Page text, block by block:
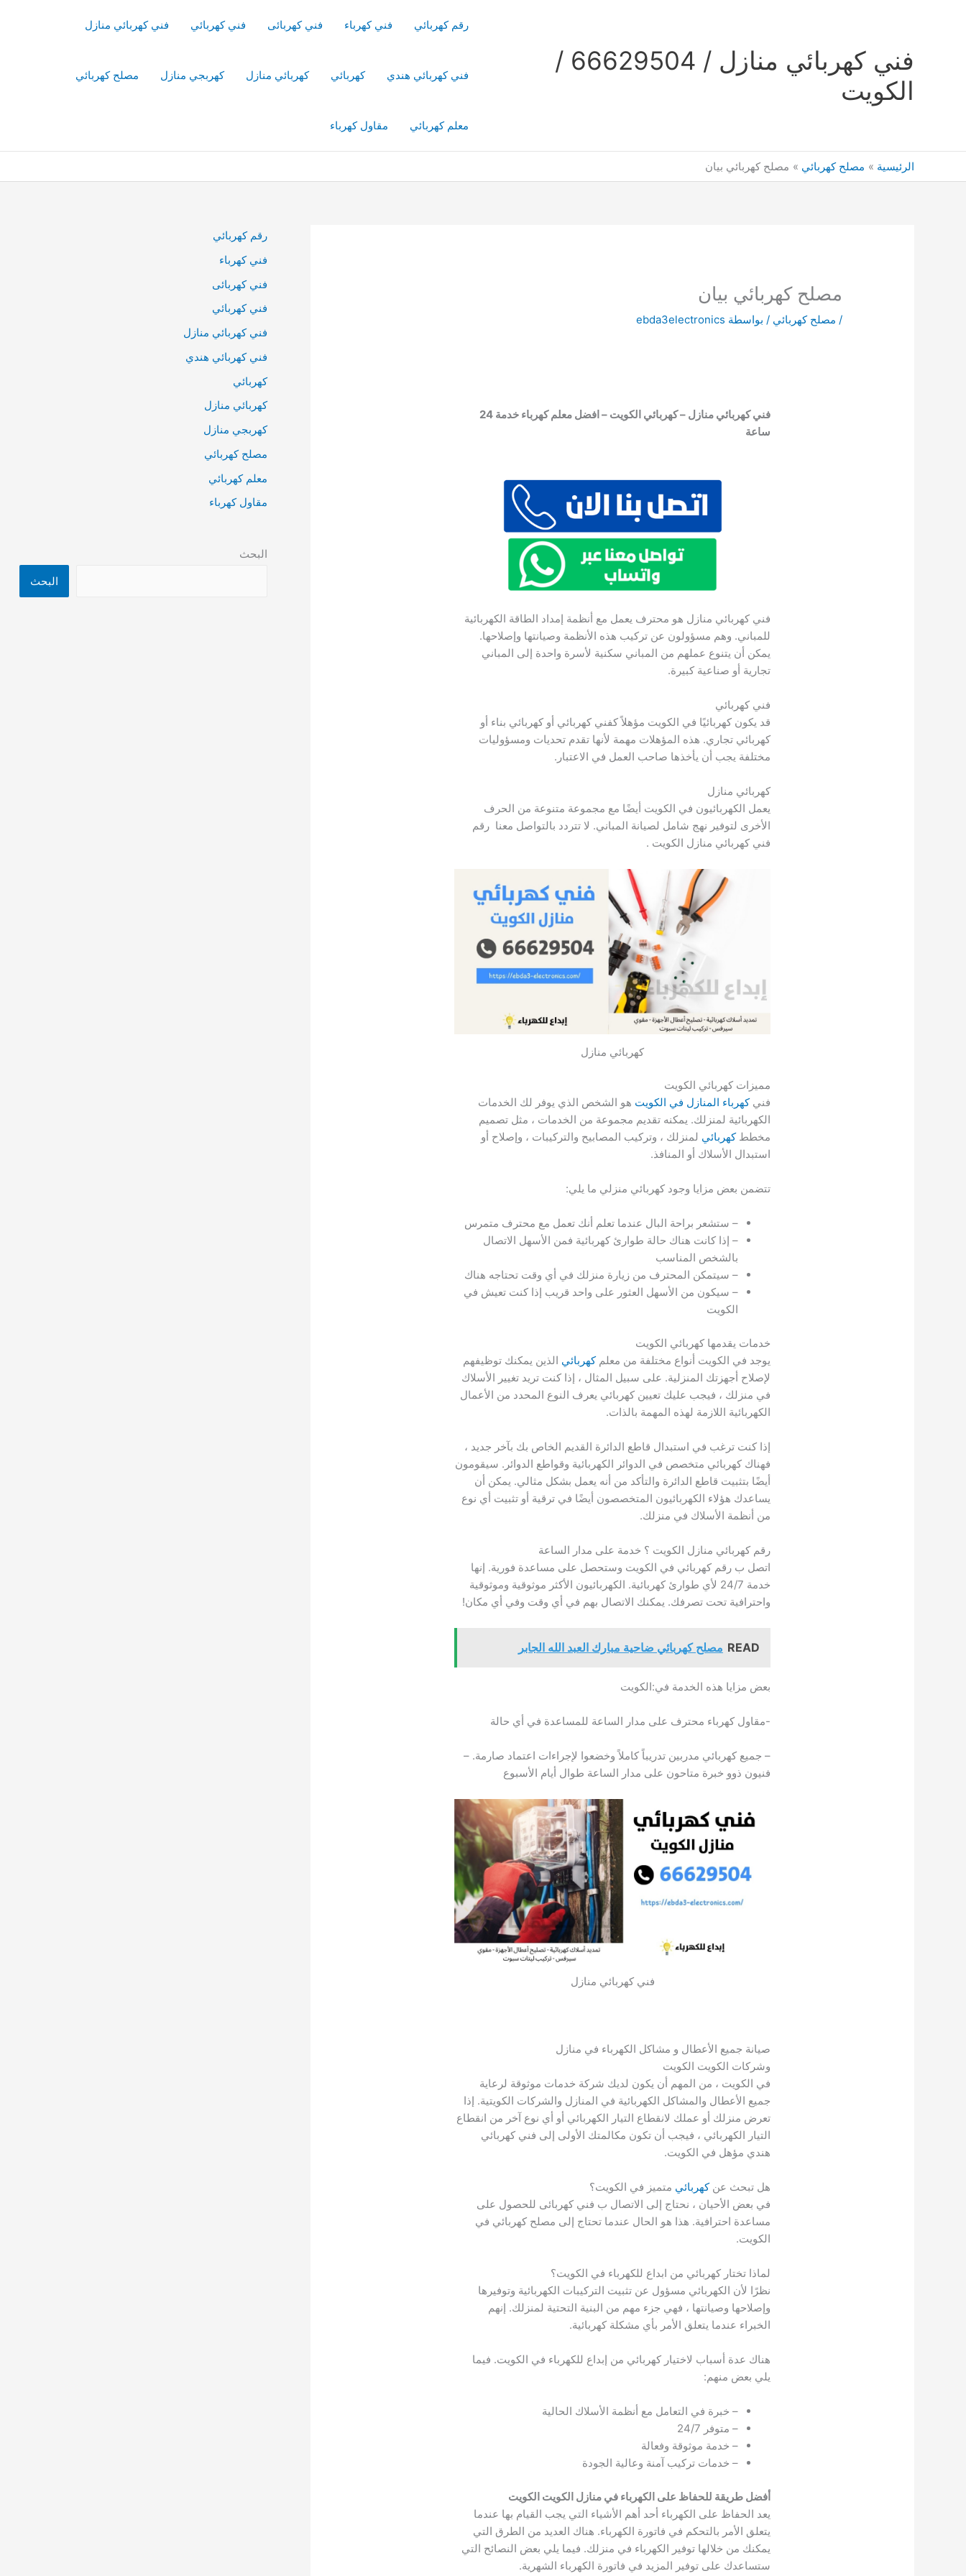
فني كهربائي منازل / 66629504 /
الكويت
رقم كهربائي فني كهرباء فني كهربائى فني كهربائي فني كهربائي منازل
فني كهربائي هندي كهربائي كهربائي منازل كهربجي منازل مصلح كهربائي
معلم كهربائي مقاول كهرباء
الرئيسية مصلح كهربائي مصلح كهربائي بيان
مصلح كهربائي بيان
/ مصلح كهربائي / بواسطة ebda3electronics
فني كهربائي منازل – كهربائي الكويت – افضل معلم كهرباء خدمة 24
ساعة
فني كهربائي منازل هو محترف يعمل مع أنظمة إمداد الطاقة الكهربائية
للمباني. وهم مسؤولون عن تركيب هذه الأنظمة وصيانتها وإصلاحها.
يمكن أن يتنوع عملهم من المباني سكنية لأسرة واحدة إلى المباني
تجارية أو صناعية كبيرة.
فني كهربائي
قد يكون كهربائيًا في الكويت مؤهلاً كفني كهربائي أو كهربائي بناء أو
كهربائي تجاري. هذه المؤهلات مهمة لأنها تقدم تحديات ومسؤوليات
مختلفة يجب أن يأخذها صاحب العمل في الاعتبار.
كهربائي منازل
يعمل الكهربائيون في الكويت أيضًا مع مجموعة متنوعة من الحرف
الأخرى لتوفير نهج شامل لصيانة المباني. لا تتردد بالتواصل معنا رقم
فني كهربائي منازل الكويت .
كهربائي منازل
مميزات كهربائي الكويت
فني كهرباء المنازل في الكويت هو الشخص الذي يوفر لك الخدمات
الكهربائية لمنزلك. يمكنه تقديم مجموعة من الخدمات ، مثل تصميم
مخططكهربائي لمنزلك ، وتركيب المصابيح والتركيبات ، وإصلاح أو
استبدال الأسلاك أو المنافذ.
تتضمن بعض مزايا وجود كهربائي منزلي ما يلي:
– ستشعر براحة البال عندما تعلم أنك تعمل مع محترف متمرس
– إذا كانت هناك حالة طوارئ كهربائية فمن الأسهل الاتصال
بالشخص المناسب
– سيتمكن المحترف من زيارة منزلك في أي وقت تحتاجه هناك
– سيكون من الأسهل العثور على واحد قريب إذا كنت تعيش في
الكويت
خدمات يقدمها كهربائي الكويت
يوجد في الكويت أنواع مختلفة من معلمكهربائي الذين يمكنك توظيفهم
لإصلاح أجهزتك المنزلية. على سبيل المثال ، إذا كنت تريد تغيير الأسلاك
في منزلك ، فيجب عليك تعيين كهربائي يعرف النوع المحدد من الأعمال
الكهربائية اللازمة لهذه المهمة بالذات.
إذا كنت ترغب في استبدال قاطع الدائرة القديم الخاص بك بآخر جديد ،
فهناك كهربائي متخصص في الدوائر الكهربائية وقواطع الدوائر. سيقومون
أيضًا بتثبيت قاطع الدائرة والتأكد من أنه يعمل بشكل مثالي. يمكن أن
يساعدك هؤلاء الكهربائيون المتخصصون أيضًا في ترقية أو تثبيت أي نوع
من أنظمة الأسلاك في منزلك.
رقم كهربائي منازل الكويت ؟ خدمة على مدار الساعة
اتصل ب رقم كهربائي في الكويت وستحصل على مساعدة فورية. إنها
خدمة 24/7 لأي طوارئ كهربائية. الكهربائيون الأكثر موثوقية وموثوقية
واحترافية تحت تصرفك. يمكنك الاتصال بهم في أي وقت وفي أي مكان!
READ مصلح كهربائي ضاحية مبارك العبد الله الجابر
بعض مزايا هذه الخدمة في:الكويت
-مقاول كهرباء محترف على مدار الساعة للمساعدة في أي حالة
– جميع كهربائي مدربين تدريباً كاملاً وخضعوا لإجراءات اعتماد صارمة. –
فنيون ذوو خبرة متاحون على مدار الساعة طوال أيام الأسبوع
فني كهربائي منازل
صيانة جميع الأعطال و مشاكل الكهرباء في منازل
وشركات الكويت الكويت
في الكويت ، من المهم أن يكون لديك شركة خدمات موثوقة لرعاية
جميع الأعطال والمشاكل الكهربائية في المنازل والشركات الكويتية. إذا
تعرض منزلك أو عملك لانقطاع التيار الكهربائي أو أي نوع آخر من انقطاع
التيار الكهربائي ، فيجب أن تكون مكالمتك الأولى إلى فني كهربائي
هندي مؤهل في الكويت.
هل تبحث عنكهربائي متميز في الكويت؟
في بعض الأحيان ، نحتاج إلى الاتصال ب فني كهربائى للحصول على
مساعدة احترافية. هذا هو الحال عندما تحتاج إلى مصلح كهربائي في
الكويت.
لماذا تختار كهربائي من ابداع للكهرباء في الكويت؟
نظرًا لأن الكهربائي مسؤول عن تثبيت التركيبات الكهربائية وتوفيرها
وإصلاحها وصيانتها ، فهي جزء مهم من البنية التحتية لمنزلك. إنهم
الخبراء عندما يتعلق الأمر بأي مشكلة كهربائية.
هناك عدة أسباب لاختيار كهربائي من إبداع للكهرباء في الكويت. فيما
يلي بعض منهم:
– خبرة في التعامل مع أنظمة الأسلاك الحالية
– متوفر 24/7
– خدمة موثوقة وفعالة
– خدمات تركيب آمنة وعالية الجودة
أفضل طريقة للحفاظ على الكهرباء في منازل الكويت الكويت
يعد الحفاظ على الكهرباء أحد أهم الأشياء التي يجب القيام بها عندما
يتعلق الأمر بالتحكم في فاتورة الكهرباء. هناك العديد من الطرق التي
يمكنك من خلالها توفير الكهرباء في منزلك. فيما يلي بعض النصائح التي
ستساعدك على توفير المزيد في فاتورة الكهرباء الشهرية.
رقم كهربائي
فني كهرباء
فني كهربائى
فني كهربائي
فني كهربائي منازل
فني كهربائي هندي
كهربائي
كهربائي منازل
كهربجي منازل
مصلح كهربائي
معلم كهربائي
مقاول كهرباء
البحث
البحث